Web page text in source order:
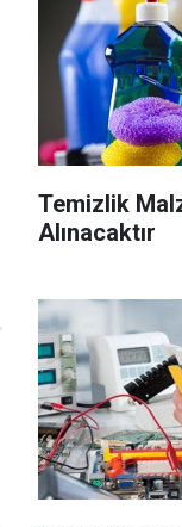
Temizlik
Alınacaktır